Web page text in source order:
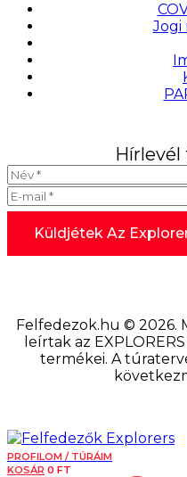
Jogi
Hírlevél
Felfedezok.hu © 2026.
leírtak az
termékei. A
PROFILOM / TÚRÁIM
KOSÁR 0 FT